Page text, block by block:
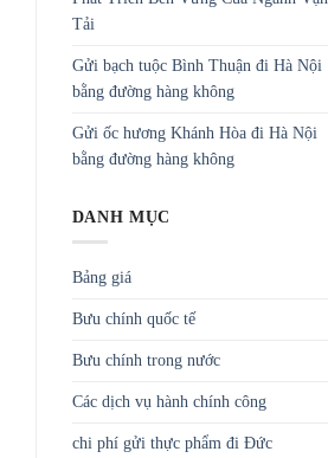
Tải
Gửi bạch tuộc Bình Thuận đi Hà Nội
bằng đường hàng không
Gửi ốc hương Khánh Hòa đi Hà Nội
bằng đường hàng không
DANH MỤC
Bảng giá
Bưu chính quốc tế
Bưu chính trong nước
Các dịch vụ hành chính công
chi phí gửi thực phẩm đi Đức